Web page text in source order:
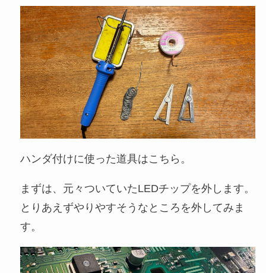
ハンダ付けに使った道具はこちら。
まずは、元々ついていたLEDチップを外します。
とりあえずやりやすそうなところを外してみま
す。